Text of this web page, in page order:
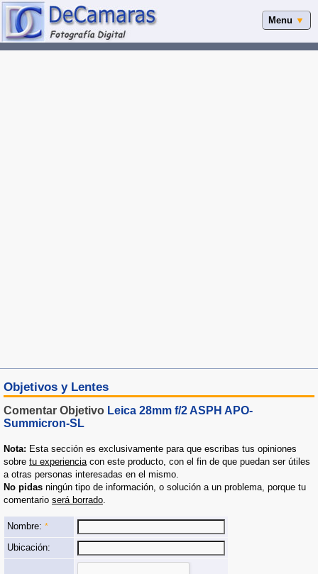
Menu ▼
Objetivos y Lentes
Comentar Objetivo Leica 28mm f/2 ASPH APO-
Summicron-SL
Nota: Esta sección es exclusivamente para que escribas tus opiniones
sobre tu experienciacon este producto, con el fin de que puedan ser útiles
a otras personas interesadas en el mismo.
No pidas ningún tipo de información, o solución a un problema, porque tu
comentario será borrado.
Nombre: *
Ubicación: